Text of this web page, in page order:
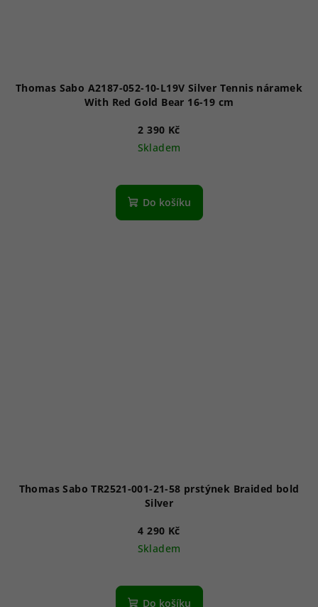
Thomas Sabo A2187-052-10-L19V Silver Tennis náramek
With Red Gold Bear 16-19 cm
2 390 Kč
Skladem
Do košíku
Thomas Sabo TR2521-001-21-58 prstýnek Braided bold
Silver
4 290 Kč
Skladem
Do košíku